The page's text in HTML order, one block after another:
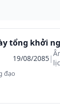
tổng khởi
19/08/2085|
đạo